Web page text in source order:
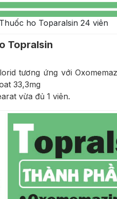
Thuốc ho Toparalsin 24 viên
Topralsin
tương ứng với
33,3mg
vừa đủ 1 viên.